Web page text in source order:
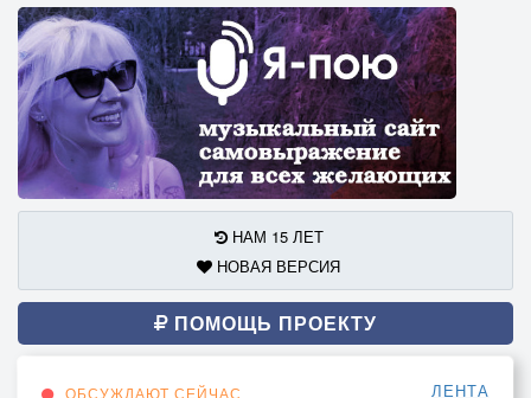
НАМ 15 ЛЕТ
НОВАЯ ВЕРСИЯ
ПОМОЩЬ ПРОЕКТУ
ОБСУЖДАЮТ СЕЙЧАС ЛЕНТА